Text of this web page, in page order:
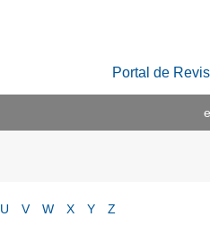
Portal de
U V W X Y Z